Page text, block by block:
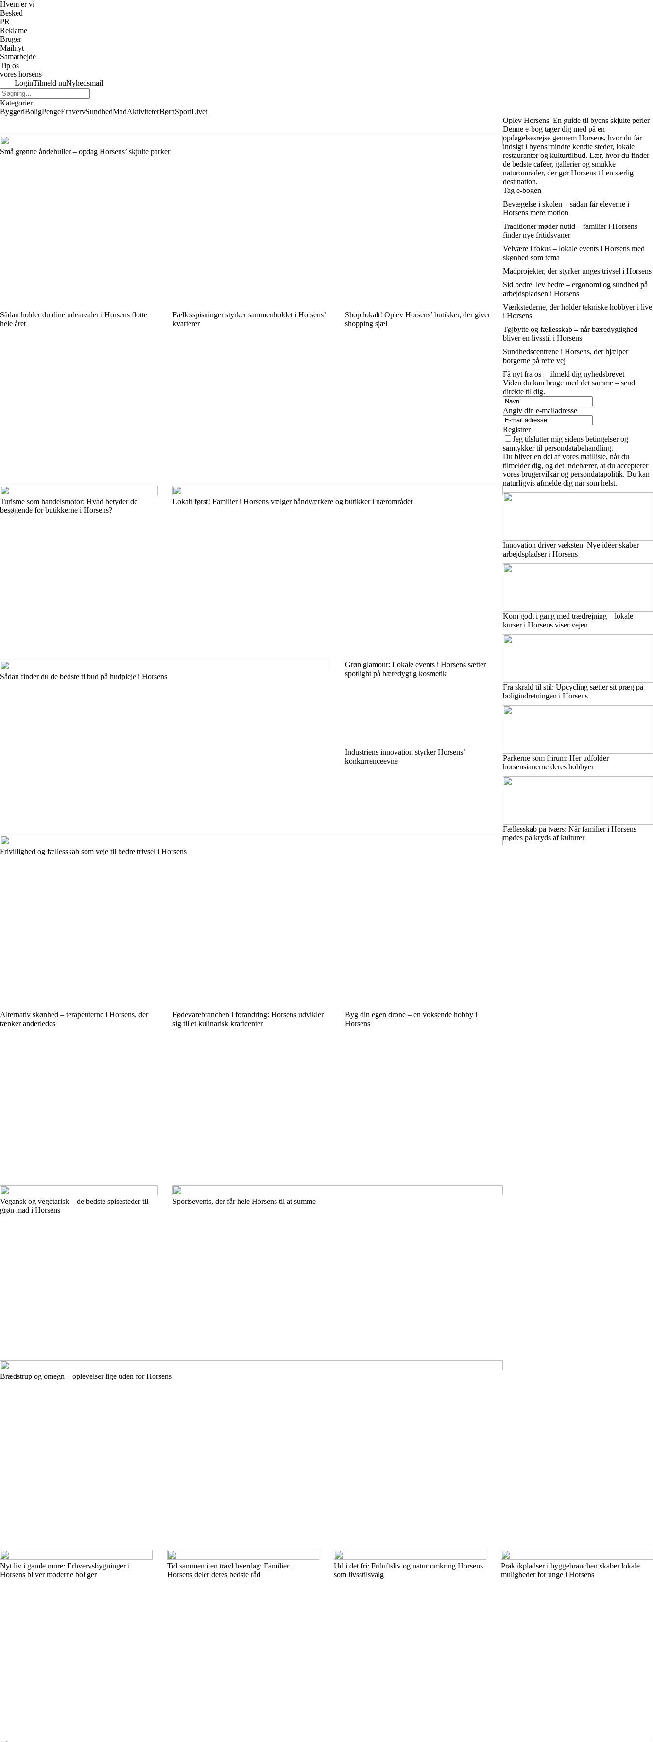
Hvem er vi
Besked
PR
Reklame
Bruger
Mailnyt
Samarbejde
Tip os
vores horsens
LoginTilmeld nuNyhedsmail
Kategorier
ByggeriBoligPengeErhvervSundhedMadAktiviteterBørnSportLivet
Små grønne åndehuller – opdag Horsens’ skjulte parker
Sådan holder du dine udearealer i Horsens flotte
hele året
Fællesspisninger styrker sammenholdet i Horsens’
kvarterer
Shop lokalt! Oplev Horsens’ butikker, der giver
shopping sjæl
Turisme som handelsmotor: Hvad betyder de
besøgende for butikkerne i Horsens?
Lokalt først! Familier i Horsens vælger håndværkere og butikker i nærområdet
Sådan finder du de bedste tilbud på hudpleje i Horsens
Grøn glamour: Lokale events i Horsens sætter
spotlight på bæredygtig kosmetik
Industriens innovation styrker Horsens’
konkurrenceevne
Frivillighed og fællesskab som veje til bedre trivsel i Horsens
Alternativ skønhed – terapeuterne i Horsens, der
tænker anderledes
Fødevarebranchen i forandring: Horsens udvikler
sig til et kulinarisk kraftcenter
Byg din egen drone – en voksende hobby i
Horsens
Vegansk og vegetarisk – de bedste spisesteder til
grøn mad i Horsens
Sportsevents, der får hele Horsens til at summe
Brædstrup og omegn – oplevelser lige uden for Horsens
Oplev Horsens: En guide til byens skjulte perler
Denne e-bog tager dig med på en
opdagelsesrejse gennem Horsens, hvor du får
indsigt i byens mindre kendte steder, lokale
restauranter og kulturtilbud. Lær, hvor du finder
de bedste caféer, gallerier og smukke
naturområder, der gør Horsens til en særlig
destination.
Tag e-bogen
Bevægelse i skolen – sådan får eleverne i
Horsens mere motion
Traditioner møder nutid – familier i Horsens
finder nye fritidsvaner
Velvære i fokus – lokale events i Horsens med
skønhed som tema
Madprojekter, der styrker unges trivsel i Horsens
Sid bedre, lev bedre – ergonomi og sundhed på
arbejdspladsen i Horsens
Værkstederne, der holder tekniske hobbyer i live
i Horsens
Tøjbytte og fællesskab – når bæredygtighed
bliver en livsstil i Horsens
Sundhedscentrene i Horsens, der hjælper
borgerne på rette vej
Få nyt fra os – tilmeld dig nyhedsbrevet
Viden du kan bruge med det samme – sendt
direkte til dig.
Angiv din e-mailadresse
Registrer
Jeg tilslutter mig sidens betingelser og
samtykker til persondatabehandling.
Du bliver en del af vores mailliste, når du
tilmelder dig, og det indebærer, at du accepterer
vores brugervilkår og persondatapolitik. Du kan
naturligvis afmelde dig når som helst.
Innovation driver væksten: Nye idéer skaber
arbejdspladser i Horsens
Kom godt i gang med trædrejning – lokale
kurser i Horsens viser vejen
Fra skrald til stil: Upcycling sætter sit præg på
boligindretningen i Horsens
Parkerne som frirum: Her udfolder
horsensianerne deres hobbyer
Fællesskab på tværs: Når familier i Horsens
mødes på kryds af kulturer
Nyt liv i gamle mure: Erhvervsbygninger i
Horsens bliver moderne boliger
Tid sammen i en travl hverdag: Familier i
Horsens deler deres bedste råd
Ud i det fri: Friluftsliv og natur omkring Horsens
som livsstilsvalg
Praktikpladser i byggebranchen skaber lokale
muligheder for unge i Horsens